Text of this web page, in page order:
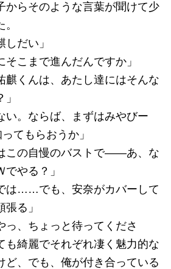
からそのような言葉が聞けて少
しだい」
そこまで進んだんですか」
麒くんは、あたし達にはそんな
い。ならば、まずはみやびー
てもらおうか」
この自慢のバストで――あ、な
やる？」
は……でも、安奈がカバーして
る」
っ、ちょっと待ってくださ
綺麗でそれぞれ凄く魅力的な
ど、でも、俺が付き合っている